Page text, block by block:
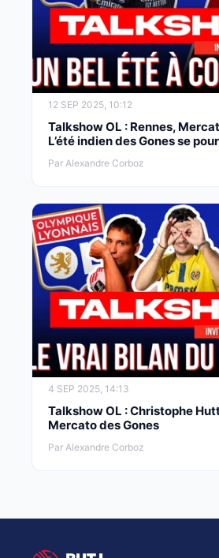
12 SEP 2025, 10:12
Talkshow OL : Rennes,
L’été indien des Gones se
Par Alexandre Corboz
4 SEP 2025, 14:13
Talkshow OL : Christophe
Mercato des Gones
Par Alexandre Corboz